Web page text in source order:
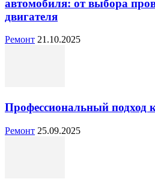
автомобиля: от выбора
двигателя
Ремонт 21.10.2025
Профессиональный подход
Ремонт 25.09.2025